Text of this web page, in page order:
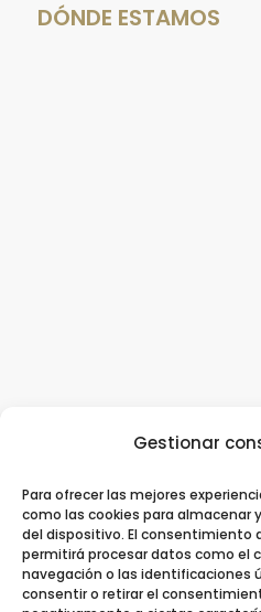
Gestionar
Para ofrecer las mejores
como las cookies para almacenar
del dispositivo. El consentimiento
permitirá procesar datos como el
navegación o las identificaciones
consentir o retirar el
DÓNDE ESTAMOS
Clínica Dental
dentales/Ortodoncia
/